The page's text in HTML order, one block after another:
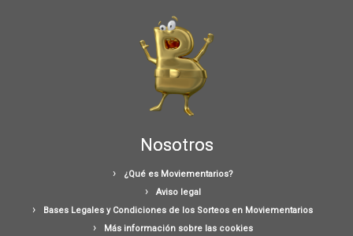
Nosotros
¿Qué es Moviementarios?
Aviso legal
Bases Legales y Condiciones de los Sorteos en Moviementarios
Más información sobre las cookies